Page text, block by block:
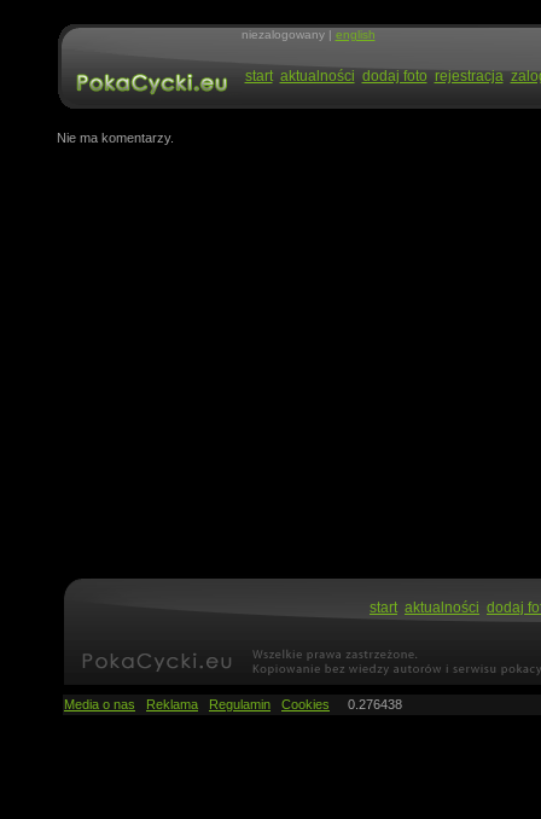
niezalogowany | english
start aktualności dodaj foto rejestracja
Nie ma komentarzy.
start aktualności dodaj
Media o nas Reklama Regulamin Cookies 0.276438